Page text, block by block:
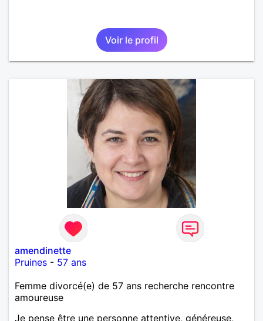
Voir le profil
amendinette
Pruines - 57 ans
Femme divorcé(e) de 57 ans recherche rencontre
amoureuse
Je pense être une personne attentive, généreuse,